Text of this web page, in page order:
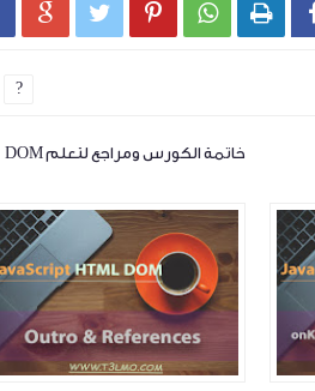
    
خاتمة الكورس ومراجع لتعلم DOM
?